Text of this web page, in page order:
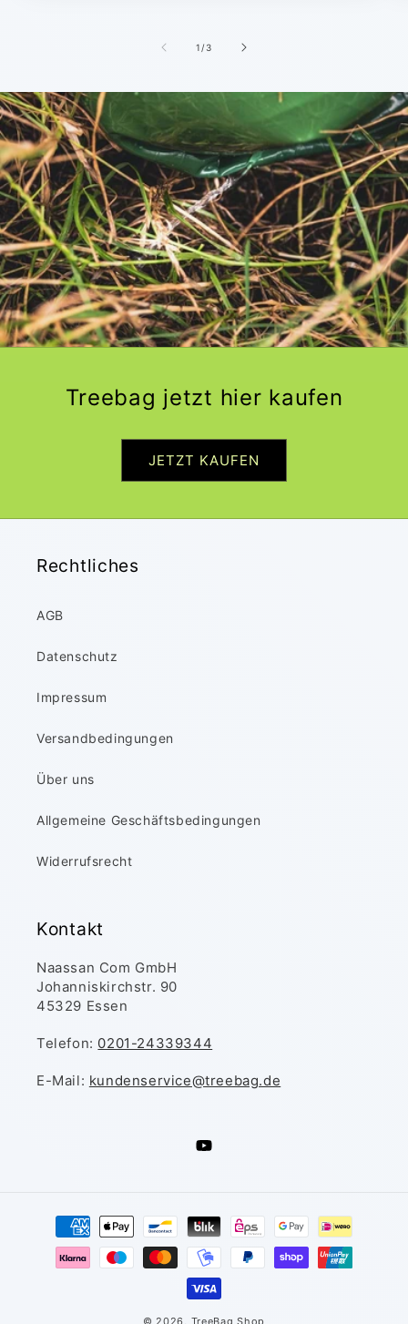
1 /von
3
Treebag jetzt hier kaufen
JETZT KAUFEN
Rechtliches
AGB
Datenschutz
Impressum
Versandbedingungen
Über uns
Allgemeine Geschäftsbedingungen
Widerrufsrecht
Kontakt
Naassan Com GmbH
Johanniskirchstr. 90
45329 Essen
Telefon: 0201-24339344
E-Mail: kundenservice@treebag.de
YouTube
Zahlungsmethoden